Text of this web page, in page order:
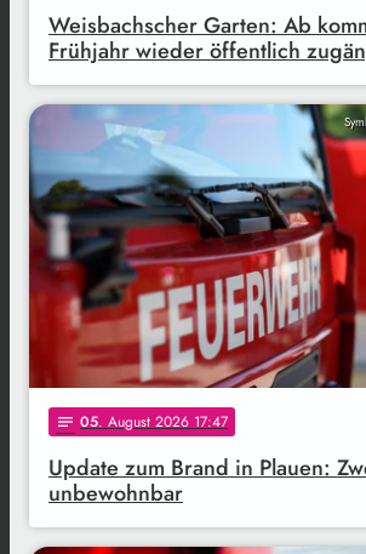
Weisbachscher Garten: Ab
Frühjahr wieder öffentlich
notes 05. August 2026 17:47
Update zum Brand in Plauen:
unbewohnbar